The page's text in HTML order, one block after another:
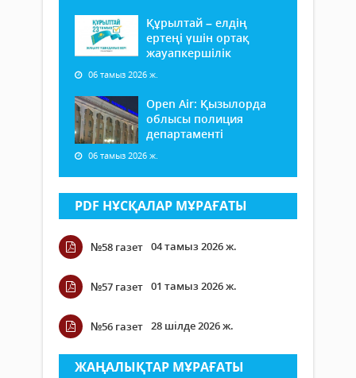
Құрылтай – елдің
ертеңі үшін ортақ
жауапкершілік
06 тамыз 2026 ж.
Open Air: Қызылорда
облысы полиция
департаменті
06 тамыз 2026 ж.
PDF НҰСҚАЛАР МҰРАҒАТЫ
№58 газет 04 тамыз 2026 ж.
№57 газет 01 тамыз 2026 ж.
№56 газет 28 шілде 2026 ж.
ЖАҢАЛЫҚТАР МҰРАҒАТЫ